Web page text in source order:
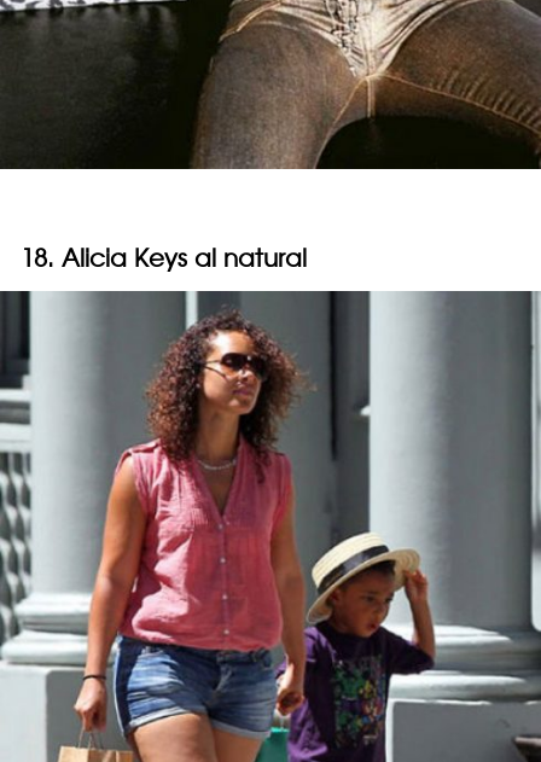
18. Alicia Keys al natural